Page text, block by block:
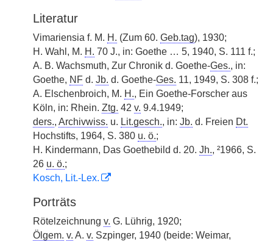
Literatur
Vimariensia f. M. H. (Zum 60. Geb.tag), 1930;
H. Wahl, M. H. 70 J., in: Goethe … 5, 1940, S. 111 f.;
A. B. Wachsmuth, Zur Chronik d. Goethe-Ges., in:
Goethe, NF d. Jb. d. Goethe-Ges. 11, 1949, S. 308 f.;
A. Elschenbroich, M. H., Ein Goethe-Forscher aus
Köln, in: Rhein. Ztg. 42 v. 9.4.1949;
ders., Archivwiss. u. Lit.gesch., in: Jb. d. Freien Dt.
Hochstifts, 1964, S. 380 u. ö.;
H. Kindermann, Das Goethebild d. 20. Jh., ²1966, S.
26 u. ö.;
Kosch, Lit.-Lex.
Porträts
Rötelzeichnung v. G. Lührig, 1920;
Ölgem. v. A. v. Szpinger, 1940 (beide: Weimar,